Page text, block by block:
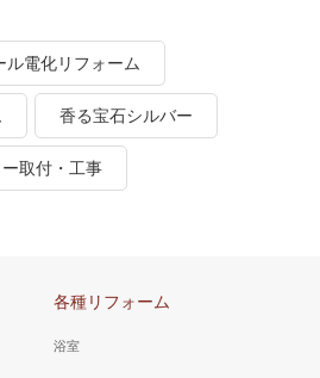
ル電化リフォーム
香る宝石シルバー
ー取付・工事
各種リフォーム
浴室